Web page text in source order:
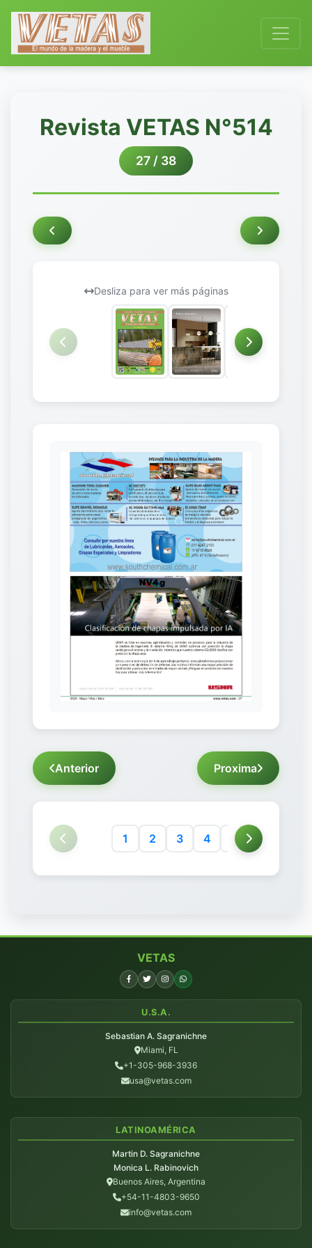
Revista VETAS N°514
27 / 38
Desliza para ver más páginas
Anterior Proxima
1 2 3 4 5 6
VETAS
U.S.A.
Sebastian A. Sagranichne
Miami, FL
+1-305-968-3936
usa@vetas.com
LATINOAMÉRICA
Martin D. Sagranichne
Monica L. Rabinovich
Buenos Aires, Argentina
+54-11-4803-9650
info@vetas.com